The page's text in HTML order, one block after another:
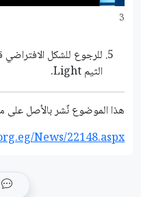
3
للرجوع للشكل
الثيم Light.
هذا الموضوع نٌشر باﻷصل على
News/22148.aspx